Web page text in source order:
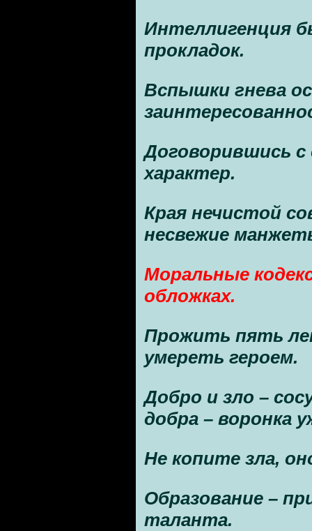
Интеллигенция
прокладок.
Вспышки гнева
Договорившись
характер.
Края нечистой
несвежие
Моральные
обложках.
Прожить пять
умереть героем.
Добро и зло –
добра – воронка
Не копите зла,
Образование –
таланта.